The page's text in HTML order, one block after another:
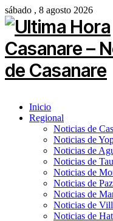
sábado , 8 agosto 2026
Inicio
Regional
Noticias de
Noticias de
Noticias de
Noticias de
Noticias de
Noticias de
Noticias de
Noticias de
Noticias de